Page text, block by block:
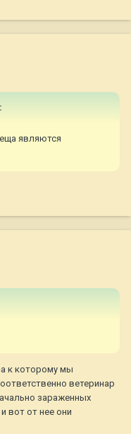
являются
к которому мы
ветеринар
зараженных
вот от нее они